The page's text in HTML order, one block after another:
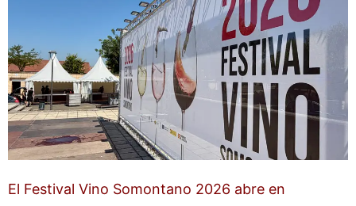
El Festival Vino Somontano 2026 abre en